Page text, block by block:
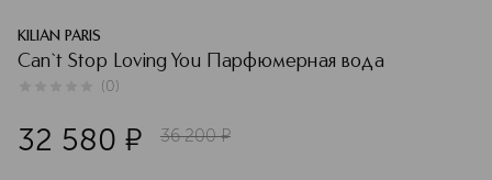
KILIAN PARIS
Сan`t Stop Loving You Парфюмерная вода
(0)
32 580 ¤ 36 200 ¤